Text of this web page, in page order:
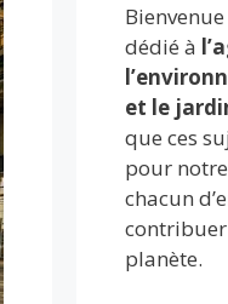
dédié à
et le
que ces
pour
chacun
planète.